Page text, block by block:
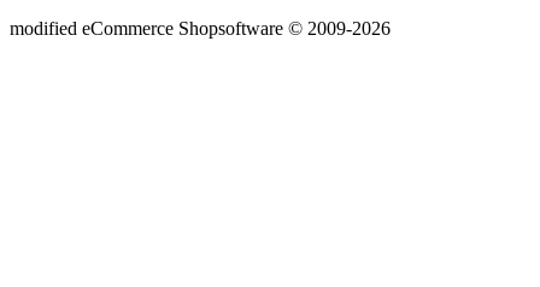
modified eCommerce Shopsoftware © 2009-2026